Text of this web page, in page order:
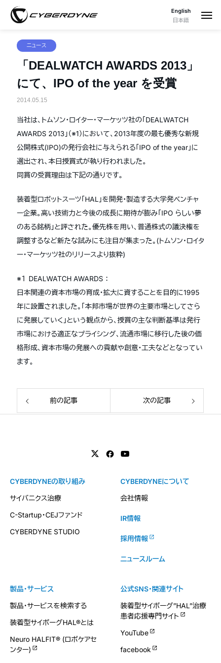
English
日本語
ニュース
「DEALWATCH AWARDS 2013」
にて、IPO of the year を受賞
2014.05.15
当社は、トムソン・ロイター・マーケッツ社の「DEALWATCH
AWARDS 2013」（※1）において、2013年度の最も優秀な新規
公開株式(IPO)の発行会社に与えられる「IPO of the year」に
選出され、本日授賞式が執り行われました。
同賞の受賞理由は下記の通りです。
装着型ロボットスーツ「HAL」を開発・製造する大学発ベンチャ
ー企業。高い技術力と今後の成長に期待が膨み「IPO らしい夢
のある銘柄」と評された。優先株を用い、普通株式の議決権を
調整するなど新たな試みにも注目が集まった。(トムソン・ロイタ
ー・マーケッツ社のリリースより抜粋)
※１ DEALWATCH AWARDS ：
日本関連の資本市場の育成・拡大に資することを目的に1995
年に設置されました。「本邦市場が世界の主要市場としてさら
に発展していく」という観点から、授賞の主な判断基準は発行
市場における適正なプライシング、流通市場に移行した後の価
格形成、資本市場の発展への貢献や創意・工夫などとなってい
ます。
前の記事 次の記事
製品・サービス
製品・サービスを検索する
装着型サイボーグHAL®とは
Neuro HALFIT® (ロボケアセ
ンター)
CYBERDYNEの取り組み
サイバニクス治療
C-Startup・CEJファンド
CYBERDYNE STUDIO
CYBERDYNEについて
会社情報
IR情報
採用情報
ニュースルーム
公式SNS・関連サイト
装着型サイボーグ”HAL”治療
患者応援専門サイト
YouTube
facebook